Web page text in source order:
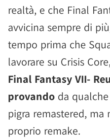
realtà, e che Final
avvicina sempre di
tempo prima che
lavorare su Crisis
Final Fantasy VII-
provando da
pigra remastered, ma
proprio remake.